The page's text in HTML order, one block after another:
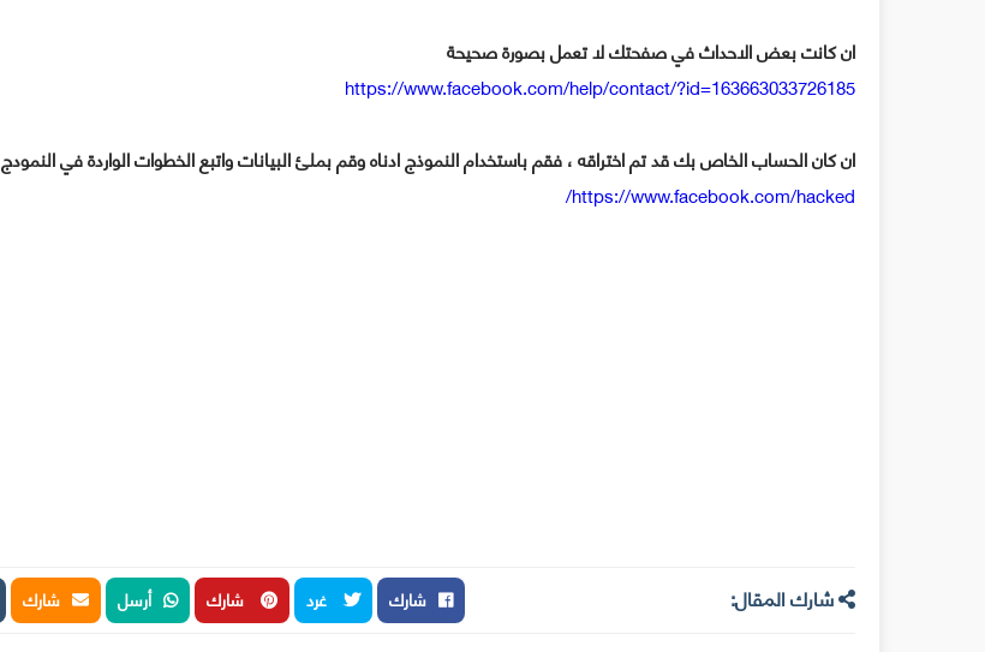
ان كانت بعض الاحداث في صفحتك لا تعمل بصورة صحيحة
https://www.facebook.com/help/contact/?id=163663033726185
ان كان الحساب الخاص بك قد تم اختراقه ، فقم باستخدام النموذج ادناه وقم بملئ البيانات واتبع الخطوات الواردة في النمودج
https://www.facebook.com/hacked/
شارك المقال: شارك غرد شارك أرسل شارك